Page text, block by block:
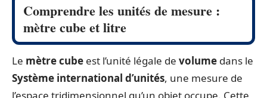
Comprendre les unités de mesure :
mètre cube et litre
Le mètre cube est l’unité légale de volume dans le
Système international d’unités, une mesure de